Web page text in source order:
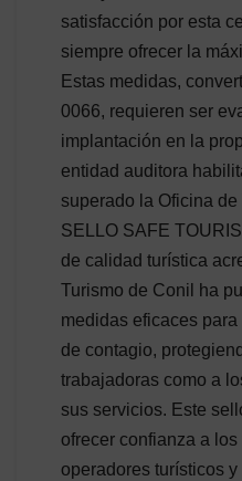
satisfacción por esta
siempre ofrecer la
Estas medidas,
0066, requieren ser
implantación en la
entidad auditora
superado la Oficina de
SELLO SAFE
de calidad turística
Turismo de Conil ha
medidas eficaces
de contagio,
trabajadoras como a
sus servicios. Este
ofrecer confianza a
operadores turísticos